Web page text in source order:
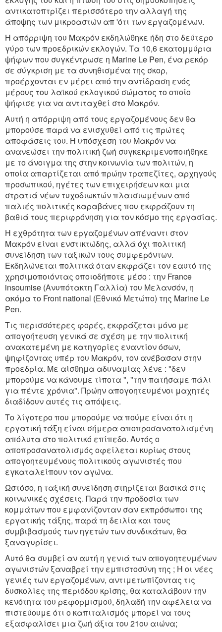
αντικατοπτρίζει περισσότερο την αλλαγή της
άποψης των μικροαστών απ 'ότι των εργαζομένων.
Η απόρριψη του Mακρόν εκδηλώθηκε ήδη στο δεύτερο
γύρο των προεδρικών εκλογών. Τα 10,6 εκατομμύρια
ψήφων που συγκέντρωσε η Marine Le Pen, ένα ρεκόρ
σε σύγκριση με τα συνηθισμένα της σκορ,
προέρχονται εν μέρει από την αντίδραση ενός
μέρους του λαϊκού εκλογικού σώματος το οποίο
ψήφισε για να αντιταχθεί στο Mακρόν.
Αυτή η απόρριψη από τους εργαζομένους δεν θα
μπορούσε παρά να ενισχυθεί από τις πρώτες
αποφάσεις του. Η υπόσχεση του Mακρόν να
ανανεώσει την πολιτική ζωή συγκεκριμενοποιήθηκε
με το άνοιγμα της στην κοινωνία των πολιτών, η
οποία απαρτίζεται από πρώην τραπεζίτες, αρχηγούς
προσωπικού, ηγέτες των επιχειρήσεων και μια
στρατιά νέων τυχοδιωκτών πλαισιωμένων από
παλιές πολιτικές καραβάνες που εκφράζουν τη
βαθιά τους περιφρόνηση για τον κόσμο της εργασίας.
Η εχθρότητα των εργαζομένων απέναντι στον
Mακρόν είναι ενστικτώδης, αλλά όχι πολιτική
συνείδηση των ταξικών τους συμφερόντων.
Εκδηλώνεται πολιτικά όταν εκφράζει τον εαυτό της
χρησιμοποιόντας οποιοδήποτε μέσο : την France
insoumise (Ανυπότακτη Γαλλία) του Μελανσόν, η
ακόμα το Front national (Εθνικό Μετώπο) της Marine Le
Pen.
Τις περισσότερες φορές, εκφράζεται μόνο με
απογοήτευση γενικά σε σχέση με την πολιτική
ανακατεμένη με κατηγορίες εναντίον όσων,
ψηφίζοντας υπέρ του Mακρόν, τον ανέβασαν στην
προεδρία. Με αίσθημα αδυναμίας λένε : "δεν
μπορούμε να κάνουμε τίποτα ", "την πατήσαμε πάλι
για πέντε χρόνια". Πρώην απογοητευμένοι μαχητές
διαδίδουν αυτές τις απόψεις.
Το λίγοτερο που μπορούμε να πούμε είναι ότι η
εργατική τάξη είναι σήμερα αποπροσανατολισμένη
απόλυτα στο πολιτικό επίπεδο. Αυτός ο
αποπροσανατολισμός οφείλεται κυρίως στους
απογοητευμένους πολιτικούς αγωνιστές που
εγκαταλείπουν τον αγώνα.
Ωστόσο, η ταξική συνείδηση στηρίζεται βασικά στις
κοινωνικές σχέσεις. Παρά την προδοσία των
κομμάτων που εμφανίζονταν σαν εκπρόσωποι της
εργατικής τάξης, παρά τη δειλία και τους
συμβιβασμούς των ηγετών των συνδικάτων, θα
ξαναγυρίσει.
Αυτό θα συμβεί αν αυτή η γενιά των απογοητευμένων
αγωνιστών ξαναβρεί την εμπιστοσύνη της ; H οι νέες
γενιές των εργαζομένων, αντιμετωπίζοντας τις
δυσκολίες της περιόδου κρίσης, θα καταλάβουν την
κενότητα του ρεφορμισμού, δηλαδή την αφέλεια να
πιστεύουμε ότι ο καπιταλισμός μπορεί να τους
εξασφαλίσει μια ζωή άξια του 21ου αιώνα;